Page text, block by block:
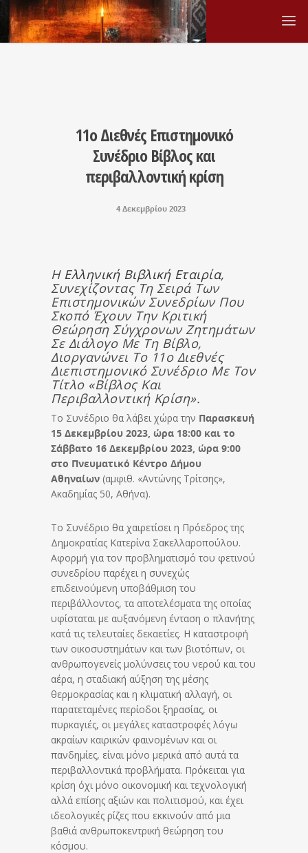
11ο Διεθνές Επιστημονικό
Συνέδριο Βίβλος και
περιβαλλοντική κρίση
4 Δεκεμβρίου 2023
Η Ελληνική Βιβλική Εταιρία,
Συνεχίζοντας Τη Σειρά Των
Επιστημονικών Συνεδρίων Που
Σκοπό Έχουν Την Κριτική
Θεώρηση Σύγχρονων Ζητημάτων
Σε Διάλογο Με Τη Βίβλο,
Διοργανώνει Το 11ο Διεθνές
Διεπιστημονικό Συνέδριο Με Τον
Τίτλο «Βίβλος Και
Περιβαλλοντική Κρίση».
Το Συνέδριο θα λάβει χώρα την Παρασκευή
15 Δεκεμβρίου 2023, ώρα 18:00 και το
Σάββατο 16 Δεκεμβρίου 2023, ώρα 9:00
στο Πνευματικό Κέντρο Δήμου
Αθηναίων (αμφιθ. «Αντώνης Τρίτσης»,
Ακαδημίας 50, Αθήνα).
To Συνέδριο θα χαιρετίσει η Πρόεδρος της
Δημοκρατίας Κατερίνα Σακελλαροπούλου.
Αφορμή για τον προβληματισμό του φετινού
συνεδρίου παρέχει η συνεχώς
επιδεινούμενη υποβάθμιση του
περιβάλλοντος, τα αποτελέσματα της οποίας
υφίσταται με αυξανόμενη ένταση ο πλανήτης
κατά τις τελευταίες δεκαετίες. Η καταστροφή
των οικοσυστημάτων και των βιοτόπων, οι
ανθρωπογενείς μολύνσεις του νερού και του
αέρα, η σταδιακή αύξηση της μέσης
θερμοκρασίας και η κλιματική αλλαγή, οι
παρατεταμένες περίοδοι ξηρασίας, οι
πυρκαγιές, οι μεγάλες καταστροφές λόγω
ακραίων καιρικών φαινομένων και οι
πανδημίες, είναι μόνο μερικά από αυτά τα
περιβαλλοντικά προβλήματα. Πρόκειται για
κρίση όχι μόνο οικονομική και τεχνολογική
αλλά επίσης αξιών και πολιτισμού, και έχει
ιδεολογικές ρίζες που εκκινούν από μια
βαθιά ανθρωποκεντρική θεώρηση του
κόσμου.